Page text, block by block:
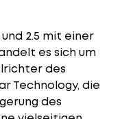
2.5 mit einer
es sich um
des
Technology, die
des